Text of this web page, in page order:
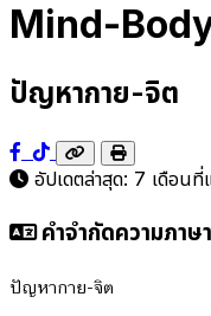
Mind-
ปัญหากาย-จิต
อัปเดตล่าสุด: 7 เดือนที่
คำจำกัดความภาษ
ปัญหากาย-จิต